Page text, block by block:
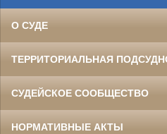
О СУДЕ
ТЕРРИТОРИАЛЬНАЯ
СУДЕЙСКОЕ СООБЩЕСТВО
НОРМАТИВНЫЕ АКТЫ